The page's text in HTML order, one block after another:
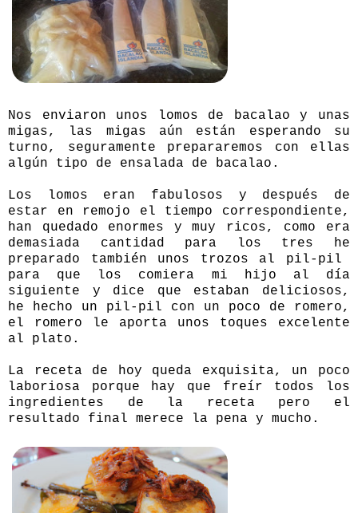
Nos enviaron unos lomos de bacalao y unas
migas, las migas aún están esperando su
turno, seguramente prepararemos con ellas
algún tipo de ensalada de bacalao.
Los lomos eran fabulosos y después de
estar en remojo el tiempo correspondiente,
han quedado enormes y muy ricos, como era
demasiada cantidad para los tres he
preparado también unos trozos al pil-pil
para que los comiera mi hijo al día
siguiente y dice que estaban deliciosos,
he hecho un pil-pil con un poco de romero,
el romero le aporta unos toques excelente
al plato.
La receta de hoy queda exquisita, un poco
laboriosa porque hay que freír todos los
ingredientes de la receta pero el
resultado final merece la pena y mucho.